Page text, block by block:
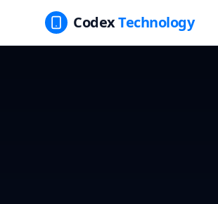
CodexTechnology